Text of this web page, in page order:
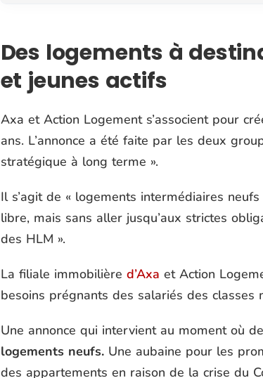
Des logements à
et jeunes actifs
Axa et Action Logement s’associent pour
ans. L’annonce a été faite par les deux
stratégique à long terme ».
Il s’agit de « logements intermédiaires
libre, mais sans aller jusqu’aux strictes
des HLM ».
La filiale immobilière d’Axa et Action
besoins prégnants des salariés des classes
Une annonce qui intervient au moment où
logements neufs.Une aubaine pour les
des appartements en raison de la crise du